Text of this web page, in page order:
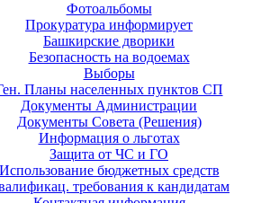
Фотоальбомы
Прокуратура информирует
Башкирские дворики
Безопасность на водоемах
Выборы
Планы населенных пунктов СП
Документы Администрации
Документы Совета (Решения)
Информация о льготах
Защита от ЧС и ГО
Использование бюджетных средств
требования к кандидатам